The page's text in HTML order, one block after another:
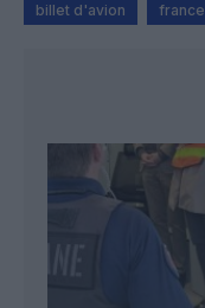
billet d'avion france